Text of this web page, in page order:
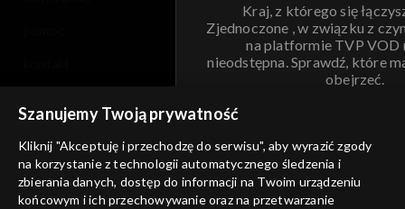
Kraj, z którego się
Zjednoczone , w związku z
na platformie TVP VOD
nieodstępna. Sprawdź, które
obejrzeć.
ANULUJ
informacje o dostawcy usług
Szanujemy Twoją prywatność
Kliknij "Akceptuję i przechodzę do serwisu", aby wyrazić zgody
na korzystanie z technologii automatycznego śledzenia i
zbierania danych, dostęp do informacji na Twoim urządzeniu
końcowym i ich przechowywanie oraz na przetwarzanie